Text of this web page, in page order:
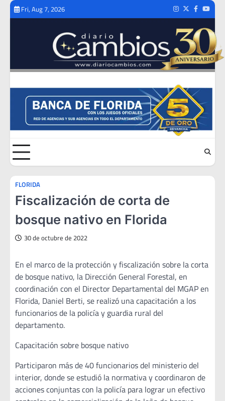
Skip
Fri, Aug 7, 2026 Instagram
TwitterFacebook
FLORIDA
Fiscalización de corta de
bosque nativo en Florida
30 de octubre de 2022
En el marco de la protección y fiscalización sobre la corta
de bosque nativo, la Dirección General Forestal, en
coordinación con el Director Departamental del MGAP en
Florida, Daniel Berti, se realizó una capacitación a los
funcionarios de la policía y guardia rural del
departamento.
Capacitación sobre bosque nativo
Participaron más de 40 funcionarios del ministerio del
interior, donde se estudió la normativa y coordinaron de
acciones conjuntas con la policía para lograr un efectivo